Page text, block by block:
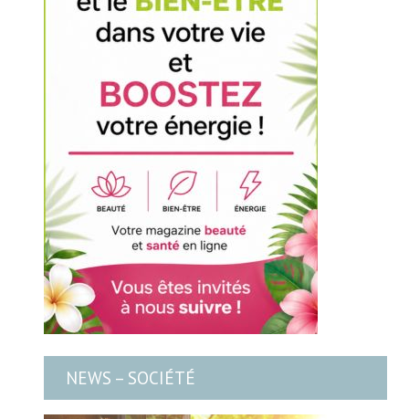
NEWS – SOCIÉTÉ